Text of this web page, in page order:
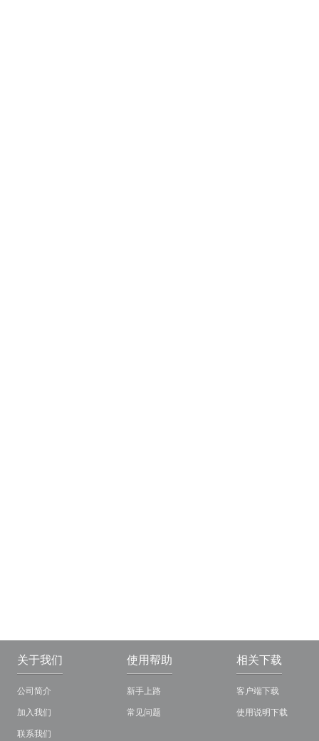
关于我们
公司简介
加入我们
联系我们
使用帮助
新手上路
常见问题
相关下载
客户端下载
使用说明下载